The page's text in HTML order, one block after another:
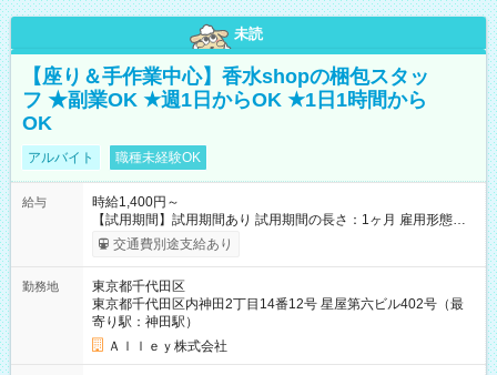
未読
【座り＆手作業中心】香水shopの梱包スタッ
フ ★副業OK ★週1日からOK ★1日1時間から
OK
アルバイト 職種未経験OK
給与
時給1,400円～
【試用期間】試用期間あり 試用期間の長さ：1ヶ月 雇用形態、
給与は本採用時と同じです。
交通費別途支給あり
勤務地
東京都千代田区
東京都千代田区内神田2丁目14番12号 星屋第六ビル402号（最
寄り駅：神田駅）
Ａｌｌｅｙ株式会社